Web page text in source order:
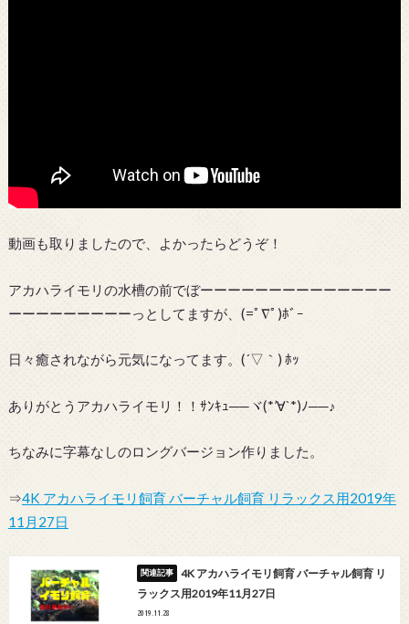
動画も取りましたので、よかったらどうぞ！
アカハライモリの水槽の前でぼーーーーーーーーーーーーーー
ーーーーーーーーーっとしてますが、(=ﾟ∇ﾟ)ﾎﾞｰ
日々癒されながら元気になってます。(´▽｀) ﾎｯ
ありがとうアカハライモリ！！ｻﾝｷｭ──ヾ(*’∀`*)ﾉ──♪
ちなみに字幕なしのロングバージョン作りました。
⇒4K アカハライモリ飼育 バーチャル飼育 リラックス用2019年
11月27日
4K アカハライモリ飼育 バーチャル飼育 リ
ラックス用2019年11月27日
2019.11.28